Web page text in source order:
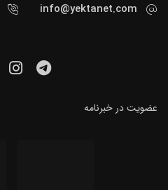
info@yektanet.com
عضویت در خبرنامه